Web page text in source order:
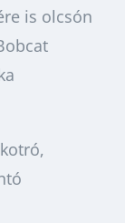
is olcsón